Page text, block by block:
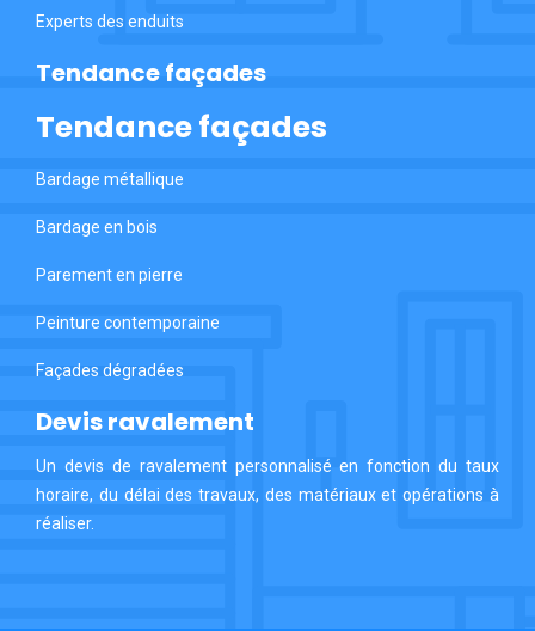
Experts des enduits
Tendance façades
Tendance façades
Bardage métallique
Bardage en bois
Parement en pierre
Peinture contemporaine
Façades dégradées
Devis ravalement
Un devis de ravalement personnalisé en fonction du taux
horaire, du délai des travaux, des matériaux et opérations à
réaliser.